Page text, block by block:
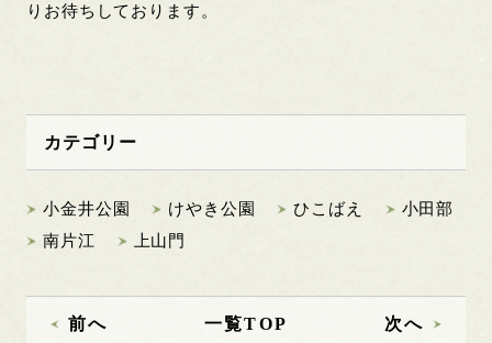
りお待ちしております。
カテゴリー
小金井公園 けやき公園 ひこばえ
小田部
南片江
上山門
前へ 一覧TOP 次へ